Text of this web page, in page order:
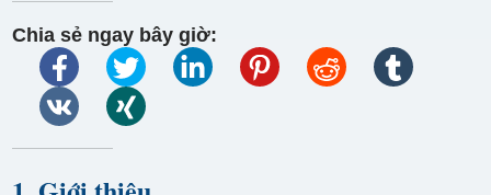
Chia sẻ ngay bây giờ: